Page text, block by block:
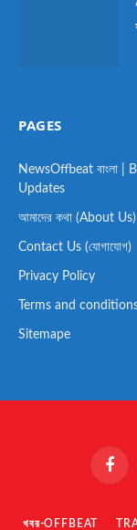
PAGES
NewsOffbeat বাংলা |
Updates
আমাদের কথা (About Us)
Contact Us (যোগাযোগ)
Privacy Policy
Terms and
Sitemape
খবর-OFFBEAT